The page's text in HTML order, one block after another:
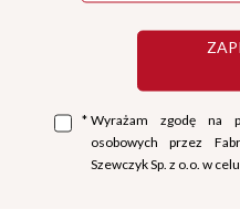
* Wyrażam zgodę na
osobowych przez
Szewczyk Sp. z o.o. w